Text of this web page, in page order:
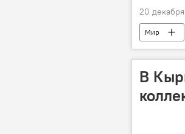
20
Мир
В